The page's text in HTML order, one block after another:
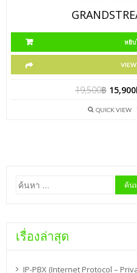
หยิบ
19,500฿ 15,900
QUICK VIEW
ค้นหา
สำหรับ:
เรื่องล่าสุด
IP-PBX (Internet Protocol –